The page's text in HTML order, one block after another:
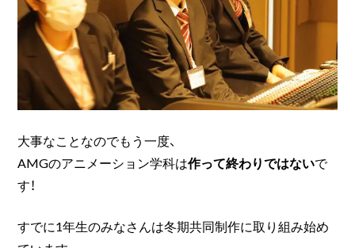
大事なことなのでもう一度、
AMGのアニメーション学科は作って終わりではないで
す！
すでに1年生のみなさんは冬期共同制作に取り組み始め